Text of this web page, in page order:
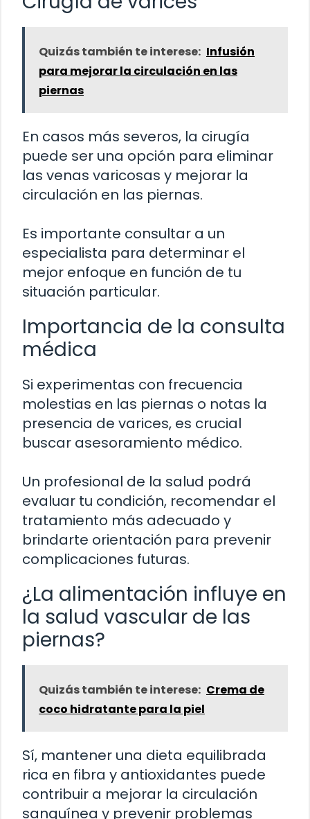
Quizás también te interese: Infusión
para mejorar la circulación en las
piernas
En casos más severos, la cirugía
puede ser una opción para eliminar
las venas varicosas y mejorar la
circulación en las piernas.
Es importante consultar a un
especialista para determinar el
mejor enfoque en función de tu
situación particular.
Importancia de la consulta
médica
Si experimentas con frecuencia
molestias en las piernas o notas la
presencia de varices, es crucial
buscar asesoramiento médico.
Un profesional de la salud podrá
evaluar tu condición, recomendar el
tratamiento más adecuado y
brindarte orientación para prevenir
complicaciones futuras.
¿La alimentación influye en
la salud vascular de las
piernas?
Quizás también te interese: Crema de
coco hidratante para la piel
Sí, mantener una dieta equilibrada
rica en fibra y antioxidantes puede
contribuir a mejorar la circulación
sanguínea y prevenir problemas